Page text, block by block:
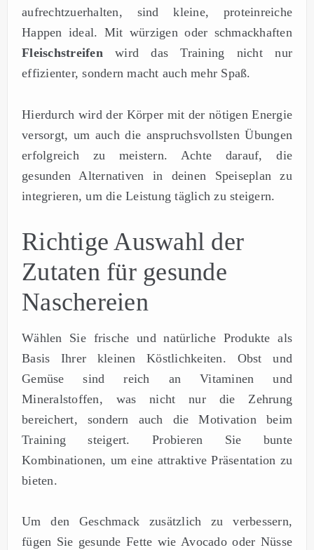
aufrechtzuerhalten, sind kleine, proteinreiche
Happen ideal. Mit würzigen oder schmackhaften
Fleischstreifenwird das Training nicht nur
effizienter, sondern macht auch mehr Spaß.
Hierdurch wird der Körper mit der nötigen Energie
versorgt, um auch die anspruchsvollsten Übungen
erfolgreich zu meistern. Achte darauf, die
gesunden Alternativen in deinen Speiseplan zu
integrieren, um die Leistung täglich zu steigern.
Richtige Auswahl der
Zutaten für gesunde
Naschereien
Wählen Sie frische und natürliche Produkte als
Basis Ihrer kleinen Köstlichkeiten. Obst und
Gemüse sind reich an Vitaminen und
Mineralstoffen, was nicht nur die Zehrung
bereichert, sondern auch die Motivation beim
Training steigert. Probieren Sie bunte
Kombinationen, um eine attraktive Präsentation zu
bieten.
Um den Geschmack zusätzlich zu verbessern,
fügen Sie gesunde Fette wie Avocado oder Nüsse